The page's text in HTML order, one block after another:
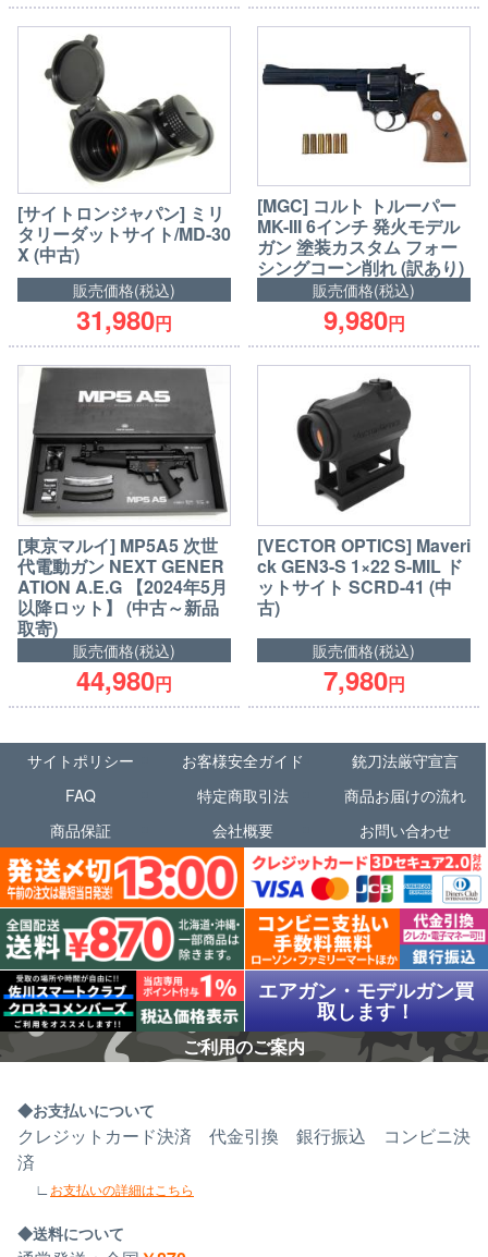
[サイトロンジャパン] ミリ
タリーダットサイト/MD-30
X (中古)
販売価格(税込)
31,980円
[MGC] コルト トルーパー
MK-III 6インチ 発火モデル
ガン 塗装カスタム フォー
シングコーン削れ (訳あり)
販売価格(税込)
9,980円
[東京マルイ] MP5A5 次世
代電動ガン NEXT GENER
ATION A.E.G 【2024年5月
以降ロット】 (中古～新品
取寄)
販売価格(税込)
44,980円
[VECTOR OPTICS] Maveri
ck GEN3-S 1×22 S-MIL ド
ットサイト SCRD-41 (中
古)
販売価格(税込)
7,980円
サイトポリシー お客様安全ガイド
銃刀法厳守宣言
FAQ
特定商取引法
商品お届けの流れ
商品保証
会社概要 お問い合わせ
エアガン・モデルガン買
取します！
ご利用のご案内
お支払いについて
クレジットカード決済 代金引換 銀行振込 コンビニ決
済
お支払いの詳細はこちら
送料について